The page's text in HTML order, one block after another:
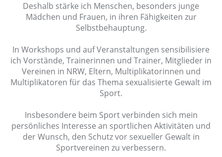
Deshalb stärke ich Menschen, besonders junge
Mädchen und Frauen, in ihren Fähigkeiten zur
Selbstbehauptung.
In Workshops und auf Veranstaltungen sensibilisiere
ich Vorstände, Trainerinnen und Trainer, Mitglieder in
Vereinen in NRW, Eltern, Multiplikatorinnen und
Multiplikatoren für das Thema sexualisierte Gewalt im
Sport.
Insbesondere beim Sport verbinden sich mein
persönliches Interesse an sportlichen Aktivitäten und
der Wunsch, den Schutz vor sexueller Gewalt in
Sportvereinen zu verbessern.